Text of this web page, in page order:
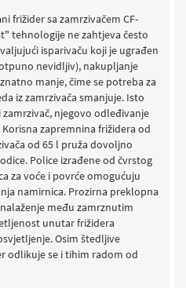
frižider sa zamrzivačem CF-
tehnologije ne zahtjeva često
isparivaču koji je ugrađen
nevidljiv), nakupljanje
manje, čime se potreba za
iz zamrzivača smanjuje. Isto
njegovo odleđivanje
zapremnina frižidera od
od 65 l pruža dovoljno
Police izrađene od čvrstog
za voće i povrće omogućuju
namirnica. Prozirna preklopna
među zamrznutim
unutar frižidera
Osim štedljive
odlikuje se i tihim radom od